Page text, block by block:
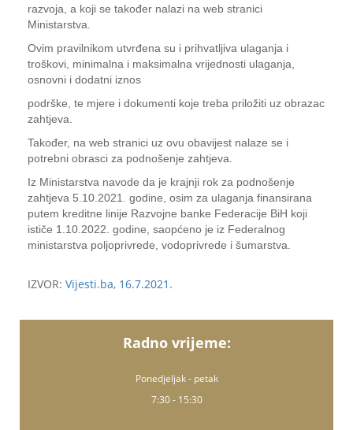
razvoja, a koji se također nalazi na web stranici
Ministarstva.
Ovim pravilnikom utvrđena su i prihvatljiva ulaganja i
troškovi, minimalna i maksimalna vrijednosti ulaganja,
osnovni i dodatni iznos
podrške, te mjere i dokumenti koje treba priložiti uz obrazac
zahtjeva.
Također, na web stranici uz ovu obavijest nalaze se i
potrebni obrasci za podnošenje zahtjeva.
Iz Ministarstva navode da je krajnji rok za podnošenje
zahtjeva 5.10.2021. godine, osim za ulaganja finansirana
putem kreditne linije Razvojne banke Federacije BiH koji
ističe 1.10.2022. godine, saopćeno je iz Federalnog
ministarstva poljoprivrede, vodoprivrede i šumarstva.
IZVOR: Vijesti.ba, 16.7.2021.
Radno vrijeme:
Ponedjeljak - petak
7:30 - 15:30